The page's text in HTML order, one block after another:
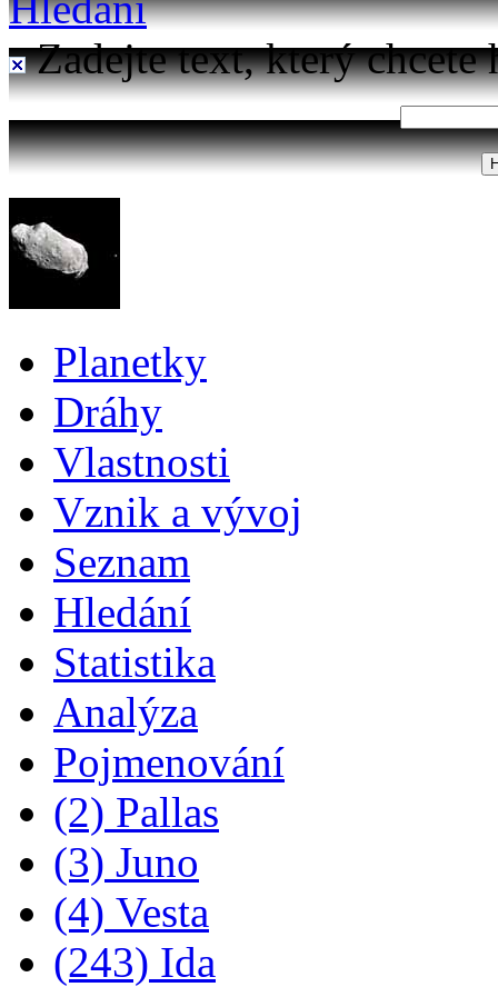
Zadejte text, který chcete
Planetky
Dráhy
Vlastnosti
Vznik a vývoj
Seznam
Hledání
Statistika
Analýza
Pojmenování
(2) Pallas
(3) Juno
(4) Vesta
(243) Ida